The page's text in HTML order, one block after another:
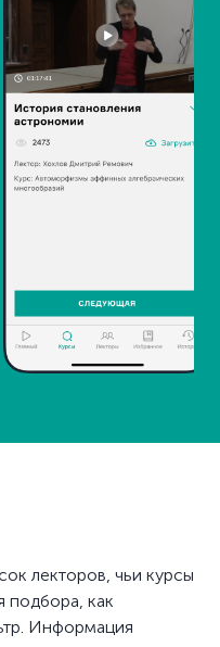
лекторов, чьи курсы
подбора, как
Информация